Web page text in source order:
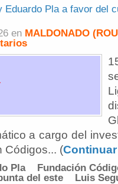
Pla a favor del
en MALDONADO
a cargo del
Códigos... (
Pla
Fundación
del este Luis